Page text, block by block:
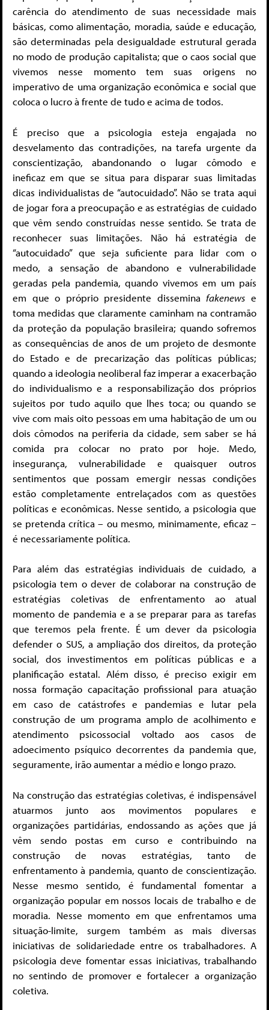
carência do atendimento de suas necessidade mais
básicas, como alimentação, moradia, saúde e educação,
são determinadas pela desigualdade estrutural gerada
no modo de produção capitalista; que o caos social que
vivemos nesse momento tem suas origens no
imperativo de uma organização econômica e social que
coloca o lucro à frente de tudo e acima de todos.
É preciso que a psicologia esteja engajada no
desvelamento das contradições, na tarefa urgente da
conscientização, abandonando o lugar cômodo e
ineficaz em que se situa para disparar suas limitadas
dicas individualistas de “autocuidado”. Não se trata aqui
de jogar fora a preocupação e as estratégias de cuidado
que vêm sendo construídas nesse sentido. Se trata de
reconhecer suas limitações. Não há estratégia de
“autocuidado” que seja suficiente para lidar com o
medo, a sensação de abandono e vulnerabilidade
geradas pela pandemia, quando vivemos em um país
em que o próprio presidente dissemina fakenews e
toma medidas que claramente caminham na contramão
da proteção da população brasileira; quando sofremos
as consequências de anos de um projeto de desmonte
do Estado e de precarização das políticas públicas;
quando a ideologia neoliberal faz imperar a exacerbação
do individualismo e a responsabilização dos próprios
sujeitos por tudo aquilo que lhes toca; ou quando se
vive com mais oito pessoas em uma habitação de um ou
dois cômodos na periferia da cidade, sem saber se há
comida pra colocar no prato por hoje. Medo,
insegurança, vulnerabilidade e quaisquer outros
sentimentos que possam emergir nessas condições
estão completamente entrelaçados com as questões
políticas e econômicas. Nesse sentido, a psicologia que
se pretenda crítica – ou mesmo, minimamente, eficaz –
é necessariamente política.
Para além das estratégias individuais de cuidado, a
psicologia tem o dever de colaborar na construção de
estratégias coletivas de enfrentamento ao atual
momento de pandemia e a se preparar para as tarefas
que teremos pela frente. É um dever da psicologia
defender o SUS, a ampliação dos direitos, da proteção
social, dos investimentos em políticas públicas e a
planificação estatal. Além disso, é preciso exigir em
nossa formação capacitação profissional para atuação
em caso de catástrofes e pandemias e lutar pela
construção de um programa amplo de acolhimento e
atendimento psicossocial voltado aos casos de
adoecimento psíquico decorrentes da pandemia que,
seguramente, irão aumentar a médio e longo prazo.
Na construção das estratégias coletivas, é indispensável
atuarmos junto aos movimentos populares e
organizações partidárias, endossando as ações que já
vêm sendo postas em curso e contribuindo na
construção de novas estratégias, tanto de
enfrentamento à pandemia, quanto de conscientização.
Nesse mesmo sentido, é fundamental fomentar a
organização popular em nossos locais de trabalho e de
moradia. Nesse momento em que enfrentamos uma
situação-limite, surgem também as mais diversas
iniciativas de solidariedade entre os trabalhadores. A
psicologia deve fomentar essas iniciativas, trabalhando
no sentindo de promover e fortalecer a organização
coletiva.